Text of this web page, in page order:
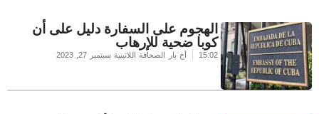
الهجوم على السفارة دليل على أن
كوبا ضحية للإرهاب
15:02 أخ بار الصحافة اللاتينية سبتمبر 27, 2023